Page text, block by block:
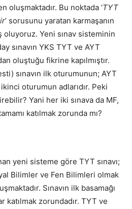
oluşmaktadır. Bu noktada ‘TYT
’ sorusunu yaratan karmaşanın
Yeni sınav sisteminin
sınavın YKS TYT ve AYT
oluştuğu fikrine kapılmıştır.
sınavın ilk oturumunun; AYT
oturumun adlarıdır. Peki
? Yani her iki sınava da MF,
katılmak zorunda mı?
yeni sisteme göre TYT sınavı;
Bilimler ve Fen Bilimleri olmak
Sınavın ilk basamağı
katılmak zorundadır. TYT ve